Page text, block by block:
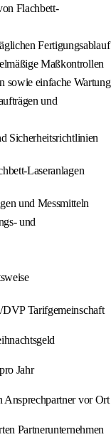
Flachbett-
Fertigungsablauf
Maßkontrollen
sowie einfache Wartung
und
Sicherheitsrichtlinien
Laseranlagen
und Messmitteln
und
Tarifgemeinschaft
Jahr
Ansprechpartner vor Ort
Partnerunternehmen